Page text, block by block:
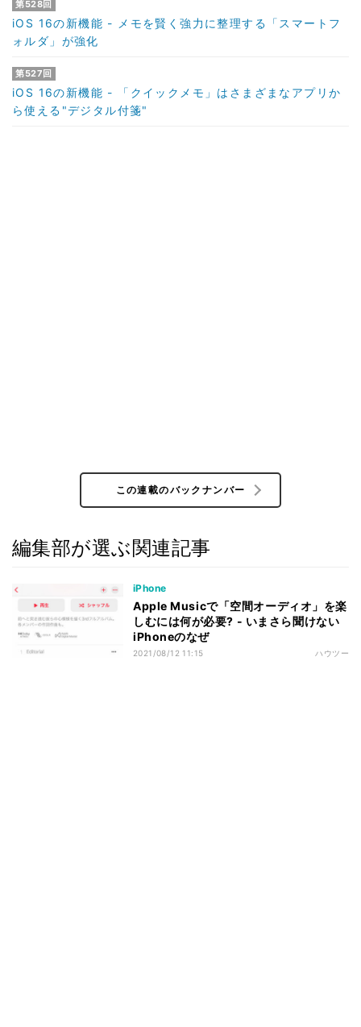
第528回
iOS 16の新機能 - メモを賢く強力に整理する「スマートフ
ォルダ」が強化
第527回
iOS 16の新機能 - 「クイックメモ」はさまざまなアプリか
ら使える"デジタル付箋"
この連載のバックナンバー
編集部が選ぶ関連記事
iPhone
Apple Musicで「空間オーディオ」を楽
しむには何が必要? - いまさら聞けない
iPhoneのなぜ
2021/08/12 11:15 ハウツー